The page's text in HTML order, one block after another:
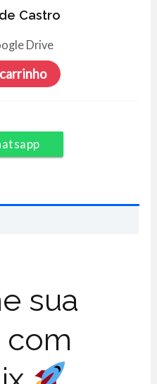
Castro
Drive
sua
com